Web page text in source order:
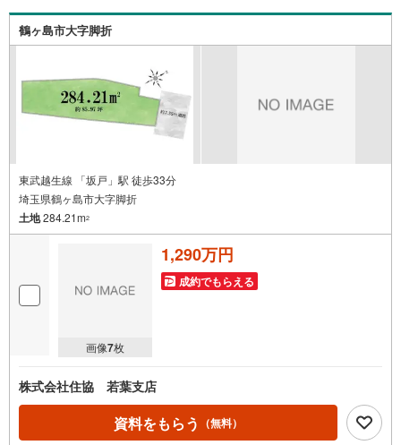
鶴ヶ島市大字脚折
東武越生線 「坂戸」駅 徒歩33分
埼玉県鶴ヶ島市大字脚折
土地284.21m2
画像7枚
1,290万円
成約でもらえる
株式会社住協 若葉支店
資料をもらう （無料）